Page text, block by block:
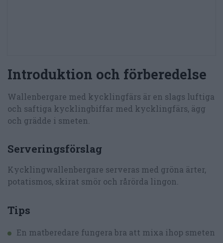
Introduktion och förberedelse
Wallenbergare med kycklingfärs är en slags luftiga
och saftiga kycklingbiffar med kycklingfärs, ägg
och grädde i smeten.
Serveringsförslag
Kycklingwallenbergare serveras med gröna ärter,
potatismos, skirat smör och rårörda lingon.
Tips
En matberedare fungera bra att mixa ihop smeten